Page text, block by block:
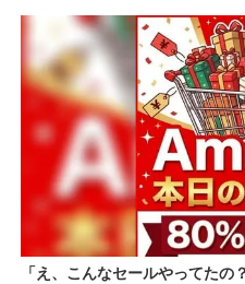
「え、こんなセールやってた